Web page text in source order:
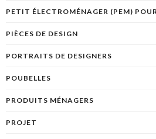
PETIT ÉLECTROMÉNAGER (PEM)
PIÈCES DE DESIGN
PORTRAITS DE DESIGNERS
POUBELLES
PRODUITS MÉNAGERS
PROJET